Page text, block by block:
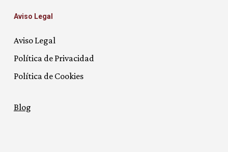
Aviso Legal
Aviso Legal
Política de Privacidad
Política de Cookies
Blog